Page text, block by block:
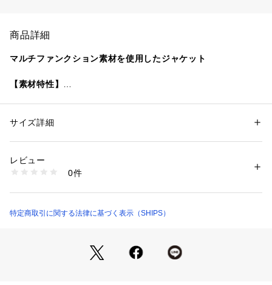
商品詳細
マルチファンクション素材を使用したジャケット
【素材特性】
肌離れの良い凹凸感と麻の風合いを再現したドライタッチな質
--------------------------------------------
スタイリッシュな印象に仕上げながらカーディガンのように軽
快に羽織って頂けます。
性別：メンズ
素材：本体: ポリエステル100%
商品番号：
117040551 （ショップ）
サイズ詳細
レビュー
0件
特定商取引に関する法律に基づく表示（SHIPS）